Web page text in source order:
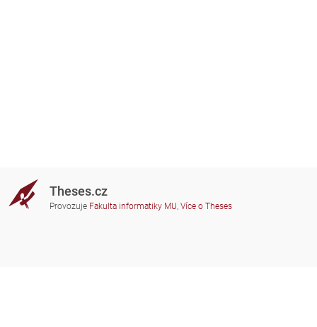
Theses.cz
Provozuje Fakulta informatiky MU, Více o Theses